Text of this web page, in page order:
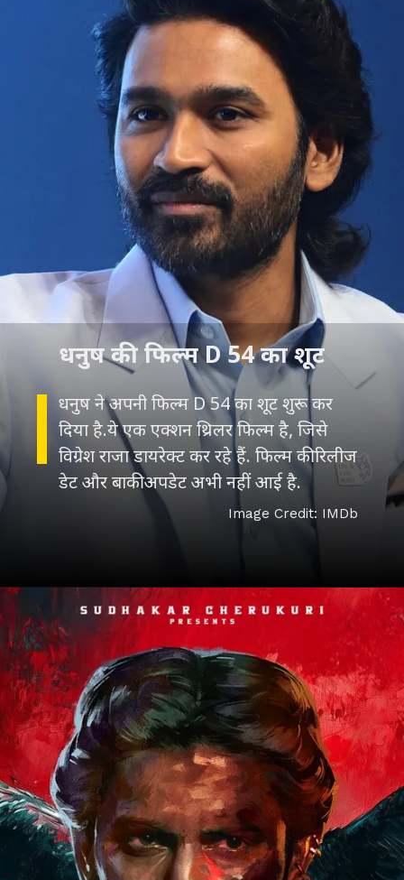
धनुष ने अपनी फिल्म D 54 का शूट शुरू कर
दिया है.ये एक एक्शन थ्रिलर फिल्म है, जिसे
विग्रेश राजा डायरेक्ट कर रहे हैं. फिल्म की रिलीज
धनुष की फिल्म D 54 का शूट
Image Credit: IMDb